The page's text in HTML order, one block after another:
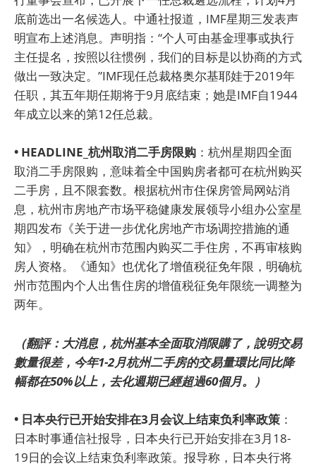
底前选出一名候选人。中通社报道，IMF星期三发表声
明宣布上述消息。声明指：“个人可由基金理事或执行
主任提名，按照以往惯例，我们的目标是以协商的方式
做出一致决定。”IMF现任总裁格奥尔基耶娃于2019年
任职，其五年期任期将于9月底结束；她是IMF自1944
年成立以来的第12任总裁。
• HEADLINE_杭州取消二手房限购 ：杭州星期四全面
取消二手房限购，意味着全中国购房者都可在杭州购买
二手房，且不限套数。根据杭州市住保房管局网站消
息，杭州市房地产市场平稳健康发展领导小组办公室星
期四发布《关于进一步优化房地产市场调控措施的通
知》，明确在杭州市范围内购买二手住房，不再审核购
房人资格。《通知》也优化了增值税征免年限，明确杭
州市范围内个人出售住房的增值税征免年限统一调整为
两年。
（翻評：大消息，杭州基本全面取消限購了，說明交易
數量很差，今年1-2月杭州二手房的交易量環比同比降
幅都在50%以上，去化週期已經超過60個月。）
• 日本央行已开始安排在3月会议上结束负利率政策 ：
日本时事通信社报导，日本央行已开始安排在3月18-
19日的会议上结束负利率政策。报导称，日本央行将